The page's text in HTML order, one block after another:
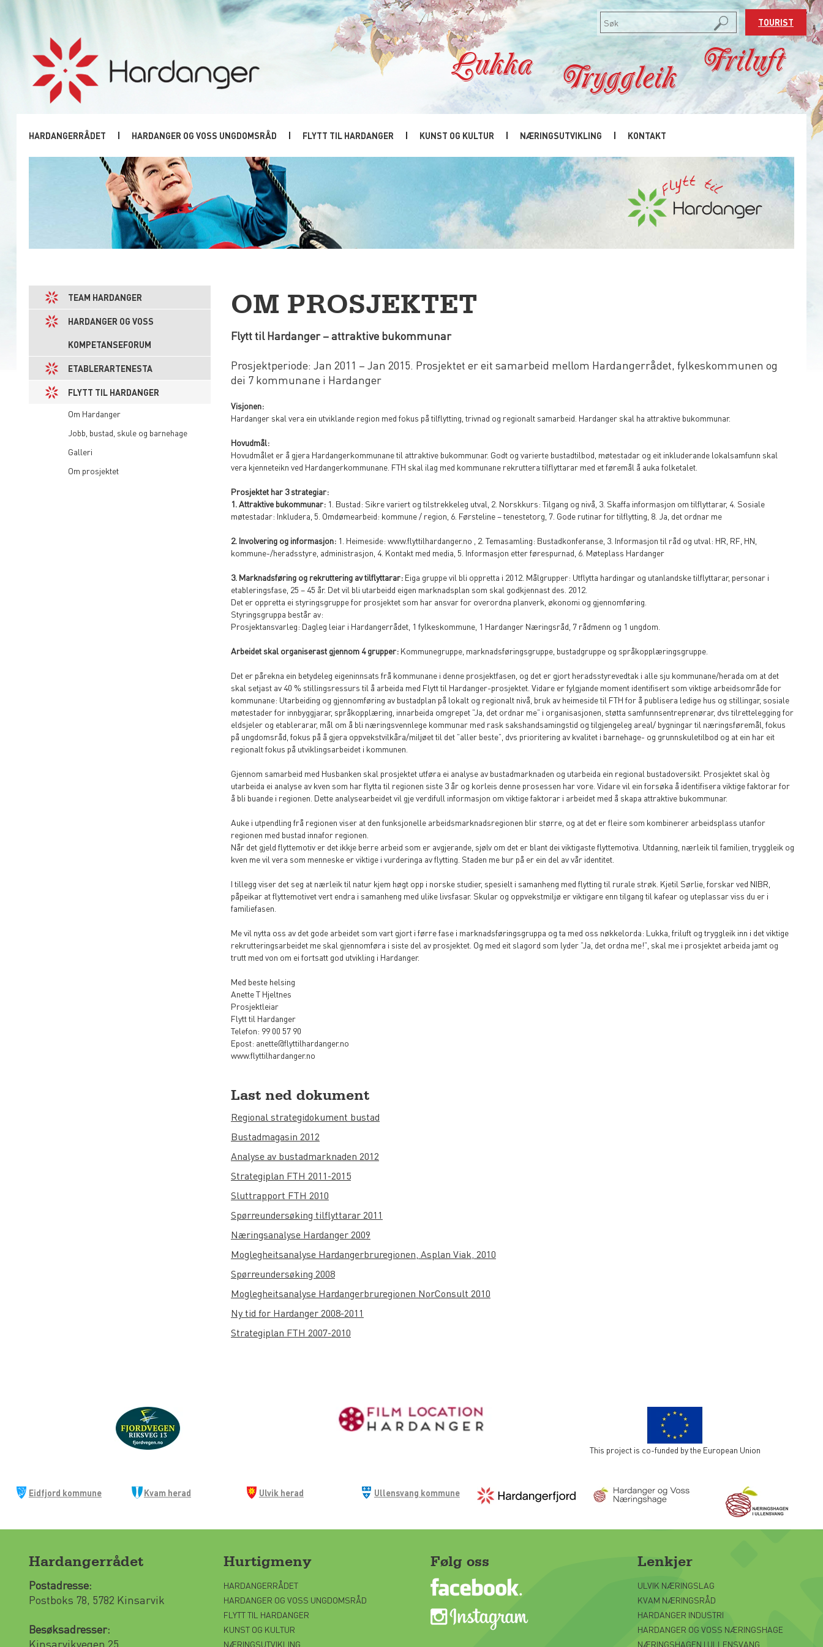
TOURIST
Friluft
Tryggleik
Lukka
HARDANGERRÅDET HARDANGER OG VOSS UNGDOMSRÅD FLYTT TIL HARDANGER KUNST OG KULTUR NÆRINGSUTVIKLING KONTAKT
TEAM HARDANGER
HARDANGER OG VOSS
KOMPETANSEFORUM
ETABLERARTENESTA
FLYTT TIL HARDANGER
Om Hardanger
Jobb, bustad, skule og barnehage
Galleri
Om prosjektet
OM PROSJEKTET
Flytt til Hardanger – attraktive bukommunar
Prosjektperiode: Jan 2011 – Jan 2015. Prosjektet er eit samarbeid mellom Hardangerrådet, fylkeskommunen og
dei 7 kommunane i Hardanger
Visjonen:
Hardanger skal vera ein utviklande region med fokus på tilflytting, trivnad og regionalt samarbeid. Hardanger skal ha attraktive bukommunar.
Hovudmål:
Hovudmålet er å gjera Hardangerkommunane til attraktive bukommunar. Godt og varierte bustadtilbod, møtestadar og eit inkluderande lokalsamfunn skal
vera kjenneteikn ved Hardangerkommunane. FTH skal ilag med kommunane rekruttera tilflyttarar med et føremål å auka folketalet.
Prosjektet har 3 strategiar:
1. Attraktive bukommunar: 1. Bustad: Sikre variert og tilstrekkeleg utval, 2. Norskkurs: Tilgang og nivå, 3. Skaffa informasjon om tilflyttarar, 4. Sosiale
møtestadar: Inkludera, 5. Omdømearbeid: kommune / region, 6. Førsteline – tenestetorg, 7. Gode rutinar for tilflytting, 8. Ja, det ordnar me
2. Involvering og informasjon: 1. Heimeside: www.flyttilhardanger.no , 2. Temasamling: Bustadkonferanse, 3. Informasjon til råd og utval: HR, RF, HN,
kommune-/heradsstyre, administrasjon, 4. Kontakt med media, 5. Informasjon etter førespurnad, 6. Møteplass Hardanger
3. Marknadsføring og rekruttering av tilflyttarar: Eiga gruppe vil bli oppretta i 2012. Målgrupper: Utflytta hardingar og utanlandske tilflyttarar, personar i
etableringsfase, 25 – 45 år. Det vil bli utarbeidd eigen marknadsplan som skal godkjennast des. 2012.
Det er oppretta ei styringsgruppe for prosjektet som har ansvar for overordna planverk, økonomi og gjennomføring.
Styringsgruppa består av:
Prosjektansvarleg: Dagleg leiar i Hardangerrådet, 1 fylkeskommune, 1 Hardanger Næringsråd, 7 rådmenn og 1 ungdom.
Arbeidet skal organiserast gjennom 4 grupper: Kommunegruppe, marknadsføringsgruppe, bustadgruppe og språkopplæringsgruppe.
Det er pårekna ein betydeleg eigeninnsats frå kommunane i denne prosjektfasen, og det er gjort heradsstyrevedtak i alle sju kommunane/herada om at det
skal setjast av 40 % stillingsressurs til å arbeida med Flytt til Hardanger-prosjektet. Vidare er fylgjande moment identifisert som viktige arbeidsområde for
kommunane: Utarbeiding og gjennomføring av bustadplan på lokalt og regionalt nivå, bruk av heimeside til FTH for å publisera ledige hus og stillingar, sosiale
møtestader for innbyggjarar, språkopplæring, innarbeida omgrepet ”Ja, det ordnar me” i organisasjonen, støtta samfunnsentreprenørar, dvs tilrettelegging for
eldsjeler og etablerarar, mål om å bli næringsvennlege kommunar med rask sakshandsamingstid og tilgjengeleg areal/ bygningar til næringsføremål, fokus
på ungdomsråd, fokus på å gjera oppvekstvilkåra/miljøet til det ”aller beste”, dvs prioritering av kvalitet i barnehage- og grunnskuletilbod og at ein har eit
regionalt fokus på utviklingsarbeidet i kommunen.
Gjennom samarbeid med Husbanken skal prosjektet utføra ei analyse av bustadmarknaden og utarbeida ein regional bustadoversikt. Prosjektet skal òg
utarbeida ei analyse av kven som har flytta til regionen siste 3 år og korleis denne prosessen har vore. Vidare vil ein forsøka å identifisera viktige faktorar for
å bli buande i regionen. Dette analysearbeidet vil gje verdifull informasjon om viktige faktorar i arbeidet med å skapa attraktive bukommunar.
Auke i utpendling frå regionen viser at den funksjonelle arbeidsmarknadsregionen blir større, og at det er fleire som kombinerer arbeidsplass utanfor
regionen med bustad innafor regionen.
Når det gjeld flyttemotiv er det ikkje berre arbeid som er avgjerande, sjølv om det er blant dei viktigaste flyttemotiva. Utdanning, nærleik til familien, tryggleik og
kven me vil vera som menneske er viktige i vurderinga av flytting. Staden me bur på er ein del av vår identitet.
I tillegg viser det seg at nærleik til natur kjem høgt opp i norske studier, spesielt i samanheng med flytting til rurale strøk. Kjetil Sørlie, forskar ved NIBR,
påpeikar at flyttemotivet vert endra i samanheng med ulike livsfasar. Skular og oppvekstmiljø er viktigare enn tilgang til kafear og uteplassar viss du er i
familiefasen.
Me vil nytta oss av det gode arbeidet som vart gjort i førre fase i marknadsføringsgruppa og ta med oss nøkkelorda: Lukka, friluft og tryggleik inn i det viktige
rekrutteringsarbeidet me skal gjennomføra i siste del av prosjektet. Og med eit slagord som lyder ”Ja, det ordna me!”, skal me i prosjektet arbeida jamt og
trutt med von om ei fortsatt god utvikling i Hardanger.
Med beste helsing
Anette T Hjeltnes
Prosjektleiar
Flytt til Hardanger
Telefon: 99 00 57 90
Epost: anette@flyttilhardanger.no
www.flyttilhardanger.no
Last ned dokument
Regional strategidokument bustad
Bustadmagasin 2012
Analyse av bustadmarknaden 2012
Strategiplan FTH 2011-2015
Sluttrapport FTH 2010
Spørreundersøking tilflyttarar 2011
Næringsanalyse Hardanger 2009
Moglegheitsanalyse Hardangerbruregionen, Asplan Viak, 2010
Spørreundersøking 2008
Moglegheitsanalyse Hardangerbruregionen NorConsult 2010
Ny tid for Hardanger 2008-2011
Strategiplan FTH 2007-2010
This project is co-funded by the European Union
Eidfjord kommune Kvam herad Ulvik herad Ullensvang kommune
Hardangerrådet
Postadresse:
Postboks 78, 5782 Kinsarvik
Besøksadresser:
Kinsarvikvegen 25
Hurtigmeny
HARDANGERRÅDET
HARDANGER OG VOSS UNGDOMSRÅD
FLYTT TIL HARDANGER
KUNST OG KULTUR
NÆRINGSUTVIKLING
Følg oss Lenkjer
ULVIK NÆRINGSLAG
KVAM NÆRINGSRÅD
HARDANGER INDUSTRI
HARDANGER OG VOSS NÆRINGSHAGE
NÆRINGSHAGEN I ULLENSVANG